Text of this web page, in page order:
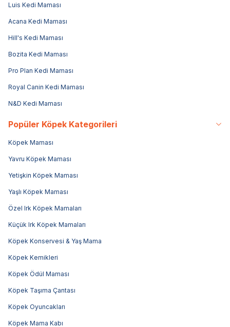
Luis Kedi Maması
Acana Kedi Maması
Hill's Kedi Maması
Bozita Kedi Maması
Pro Plan Kedi Maması
Royal Canin Kedi Maması
N&D Kedi Maması
Popüler Köpek Kategorileri
Köpek Maması
Yavru Köpek Maması
Yetişkin Köpek Maması
Yaşlı Köpek Maması
Özel Irk Köpek Mamaları
Küçük Irk Köpek Mamaları
Köpek Konservesi & Yaş Mama
Köpek Kemikleri
Köpek Ödül Maması
Köpek Taşıma Çantası
Köpek Oyuncakları
Köpek Mama Kabı